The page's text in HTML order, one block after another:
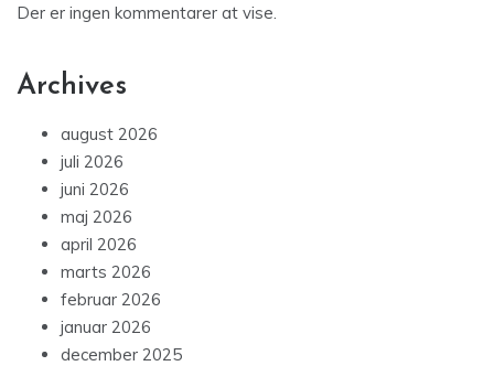
Der er ingen kommentarer at vise.
Archives
august 2026
juli 2026
juni 2026
maj 2026
april 2026
marts 2026
februar 2026
januar 2026
december 2025